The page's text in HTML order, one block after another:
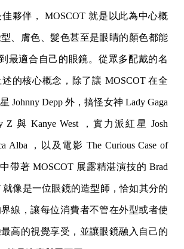
夥伴， MOSCOT 就是以此為中心概
、膚色、髮色甚至是眼睛的顏色都能
最適合自己的眼鏡。從眾多配戴的名
的核心概念，除了讓 MOSCOT 在全
Johnny Depp 外，搞怪女神 Lady Gaga
Z 與 Kanye West ，實力派紅星 Josh
Alba ，以及電影 The Curious Case of
中帶著 MOSCOT 展露精湛演技的 Brad
就像是一位眼鏡的造型師，恰如其分的
線，讓每位消費者不管在外型或者使
高的視覺享受，並讓眼鏡融入自己的